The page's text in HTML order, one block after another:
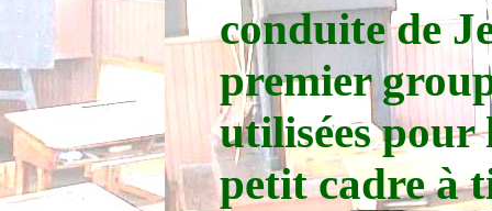
conduite de
premier
utilisées pour
petit cadre à